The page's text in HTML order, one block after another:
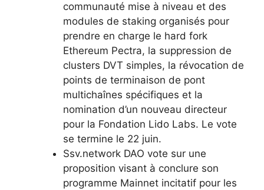
communauté mise à niveau et des
modules de staking organisés pour
prendre en charge le hard fork
Ethereum Pectra, la suppression de
clusters DVT simples, la révocation de
points de terminaison de pont
multichaînes spécifiques et la
nomination d’un nouveau directeur
pour la Fondation Lido Labs. Le vote
se termine le 22 juin.
Ssv.network DAO vote sur une
proposition visant à conclure son
programme Mainnet incitatif pour les